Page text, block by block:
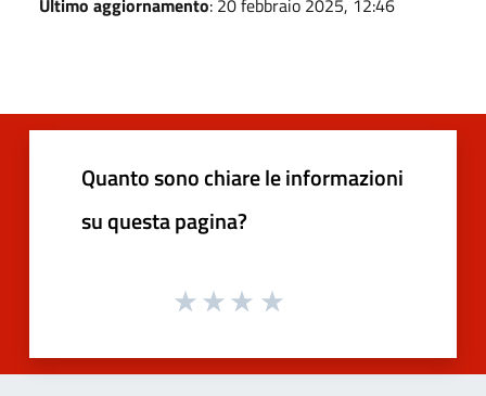
Quanto sono chiare le informazioni
su questa pagina?